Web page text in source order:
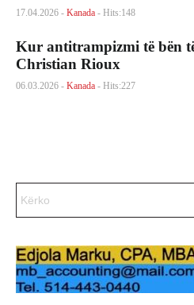
17.04.2026 - Kanada - Hits:148
Kur antitrampizmi të bën
Christian Rioux
06.03.2026 - Kanada - Hits:227